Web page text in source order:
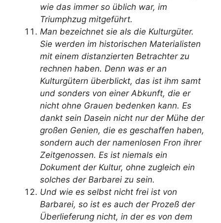
wie das immer so üblich war, im
Triumphzug mitgeführt.
Man bezeichnet sie als die Kulturgüter.
Sie werden im historischen Materialisten
mit einem distanzierten Betrachter zu
rechnen haben. Denn was er an
Kulturgütern überblickt, das ist ihm samt
und sonders von einer Abkunft, die er
nicht ohne Grauen bedenken kann. Es
dankt sein Dasein nicht nur der Mühe der
großen Genien, die es geschaffen haben,
sondern auch der namenlosen Fron ihrer
Zeitgenossen. Es ist niemals ein
Dokument der Kultur, ohne zugleich ein
solches der Barbarei zu sein.
Und wie es selbst nicht frei ist von
Barbarei, so ist es auch der Prozeß der
Überlieferung nicht, in der es von dem